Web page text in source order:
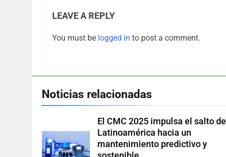
LEAVE A REPLY
You must be logged in to post a comment.
Noticias relacionadas
El CMC 2025 impulsa el salto de
Latinoamérica hacia un
mantenimiento predictivo y